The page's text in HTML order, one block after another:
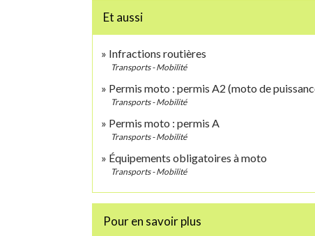
Et aussi
Infractions routières
Transports - Mobilité
Permis moto : permis A2 (moto de
Transports - Mobilité
Permis moto : permis A
Transports - Mobilité
Équipements obligatoires à moto
Transports - Mobilité
Pour en savoir plus